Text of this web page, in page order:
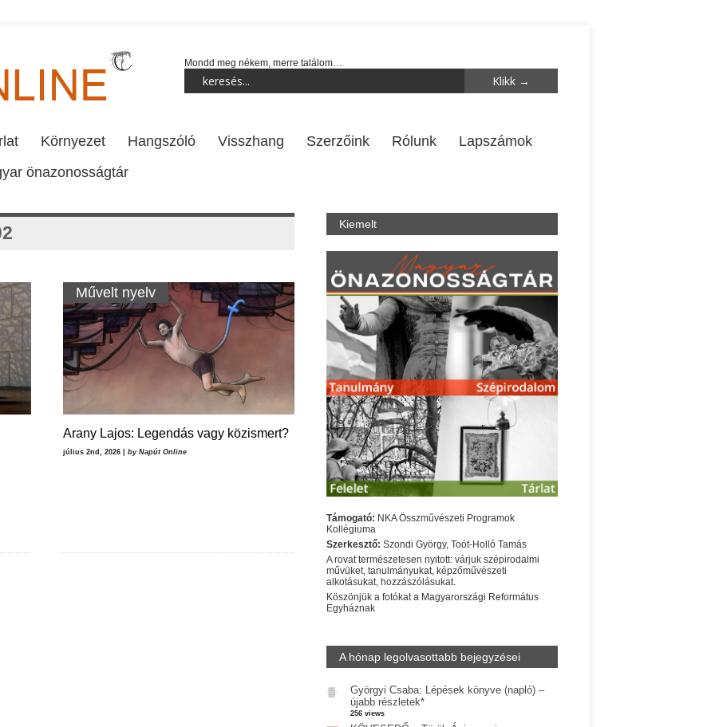
Mondd meg nékem, merre találom…
Környezet Hangszóló Visszhang Szerzőink Rólunk
Lapszámok
önazonosságtár
Művelt nyelv
Arany Lajos: Legendás vagy közismert?
július 2nd, 2026 | by Napút Online
Kiemelt
Támogató: NKA Összművészeti Programok
Kollégiuma
Szerkesztő: Szondi György, Toót-Holló Tamás
A rovat természetesen nyitott: várjuk szépirodalmi
művüket, tanulmányukat, képzőművészeti
alkotásukat, hozzászólásukat.
Köszönjük a fotókat a Magyarországi Református
Egyháznak
A hónap legolvasottabb bejegyzései
Györgyi Csaba: Lépések könyve (napló) –
újabb részletek*
256 views